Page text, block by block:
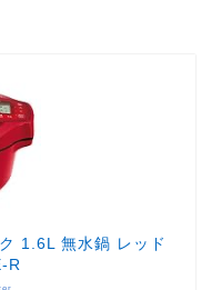
1.6L 無水鍋 レッド
R